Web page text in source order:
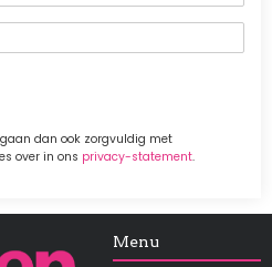
dan ook zorgvuldig met
over in ons privacy-statement.
Menu